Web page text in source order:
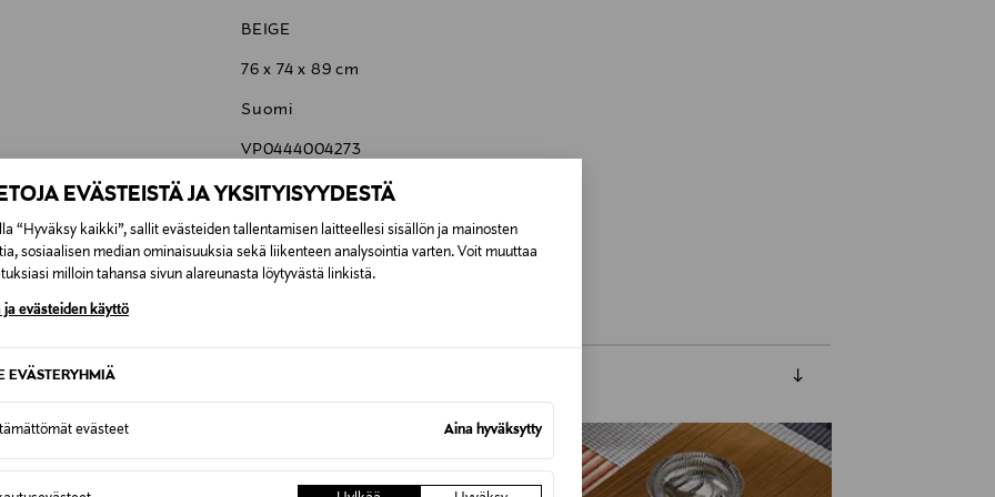
EVÄSTEISTÄ JA YKSITYISYYDESTÄ
“Hyväksy kaikki”, sallit evästeiden tallentamisen laitteellesi sisällön ja mainosten
sosiaalisen median ominaisuuksia sekä liikenteen analysointia varten. Voit muuttaa
milloin tahansa sivun alareunasta löytyvästä linkistä.
ja evästeiden käyttö
EVÄSTERYHMIÄ
evästeet Aina hyväksytty
BEIGE
76 x 74 x 89 cm
Suomi
VP0444004273
ADEA OY
Lellavantie 12, 61800 Kauhajoki, Finland
info@adea.fi
6,90 €